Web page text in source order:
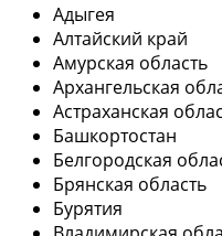
Адыгея
Алтайский край
Амурская область
Архангельская
Астраханская
Башкортостан
Белгородская
Брянская область
Бурятия